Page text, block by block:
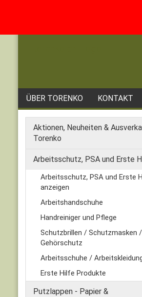
ÜBER TORENKO KONTAKT
Aktionen, Neuheiten &
Torenko
Arbeitsschutz, PSA und Erste
Arbeitsschutz, PSA und Erste
anzeigen
Arbeitshandschuhe
Handreiniger und Pflege
Schutzbrillen / Schutzmasken /
Gehörschutz
Arbeitsschuhe /
Erste Hilfe Produkte
Putzlappen - Papier &